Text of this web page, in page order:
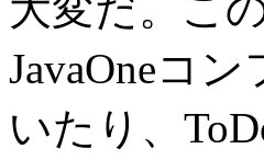
JavaOneコ
いたり、